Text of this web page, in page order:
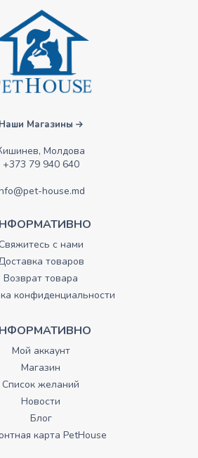
Наши Магазины
Молдова
+373 79 940 640
house.md
Свяжитесь с нами
товаров
Возврат товара
конфиденциальности
Мой аккаунт
Магазин
Список желаний
Новости
Блог
карта PetHouse